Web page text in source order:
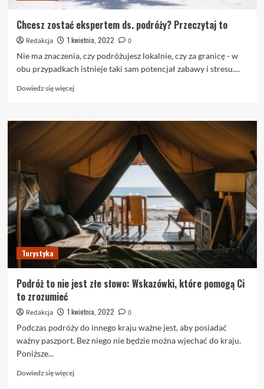
Chcesz zostać ekspertem ds. podróży? Przeczytaj to
Redakcja 1 kwietnia, 2022
0
Nie ma znaczenia, czy podróżujesz lokalnie, czy za granicę - w
obu przypadkach istnieje taki sam potencjał zabawy i stresu....
Dowiedz się więcejDowiedz
o
zostać
ekspertem
ds.
podróży?
Przeczytaj
Turystyka
Podróż to nie jest złe słowo: Wskazówki, które pomogą Ci
to zrozumieć
Redakcja 1 kwietnia, 2022
0
Podczas podróży do innego kraju ważne jest, aby posiadać
ważny paszport. Bez niego nie będzie można wjechać do kraju.
Poniższe...
Dowiedz się więcejDowiedz